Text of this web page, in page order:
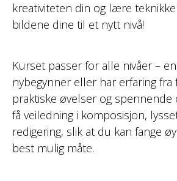
kreativiteten din og lære
bildene dine til et nytt nivå!
Kurset passer for alle nivåer –
nybegynner eller har erfaring fra
praktiske øvelser og spennende
få veiledning i komposisjon,
redigering, slik at du kan fange
best mulig måte.